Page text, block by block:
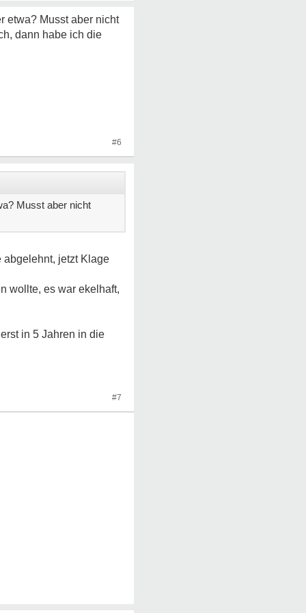
etwa? Musst aber nicht
dann habe ich die
#6
Musst aber nicht
abgelehnt, jetzt Klage
wollte, es war ekelhaft,
in 5 Jahren in die
#7